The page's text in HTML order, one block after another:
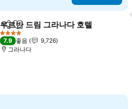
공유 즐겨찾기에 추가
우르반 드림 그라나다 호텔
4 성급
7.9 좋음
9,726
그라나다